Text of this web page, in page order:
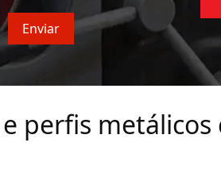
Enviar
perfis metálicos